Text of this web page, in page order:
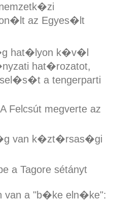
az Egyes�lt
hat�lyon k�v�l
hat�rozatot,
a tengerparti
Felcsút megverte az
van k�zt�rsas�gi
a Tagore sétányt
van a "b�ke eln�ke":